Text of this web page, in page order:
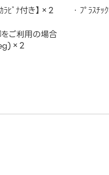
ﾋﾞﾅ付き】×2
ﾌﾟﾗｽﾁ
ご利用の場合